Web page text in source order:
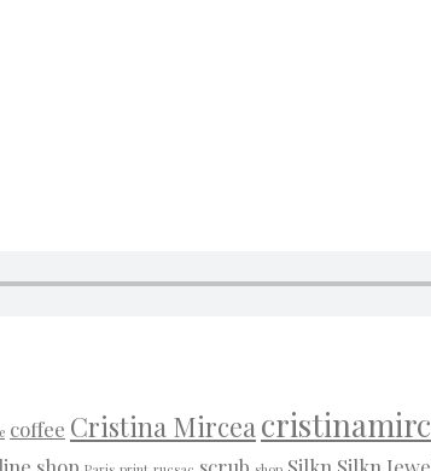
coffee Cristina Mircea